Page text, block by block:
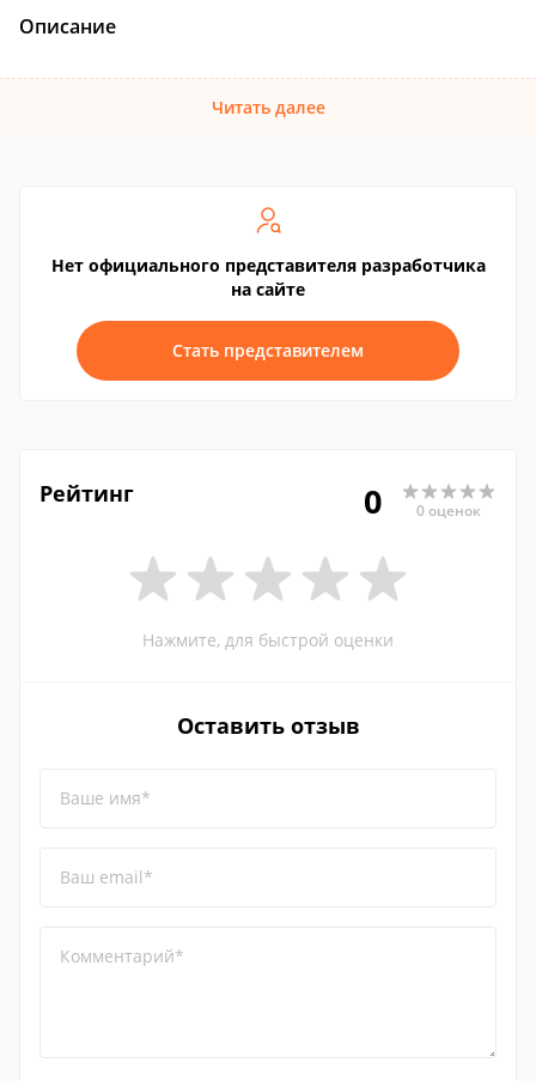
Описание
Читать далее
Нет официального представителя разработчика
на сайте
Стать представителем
Рейтинг 0 0 оценок
Нажмите, для быстрой оценки
Оставить отзыв
Ваше имя*
Ваш email*
Комментарий*